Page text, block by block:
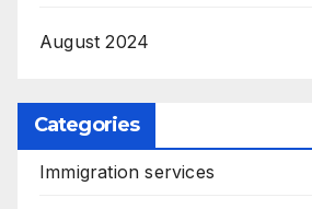
August 2024
Categories
Immigration services